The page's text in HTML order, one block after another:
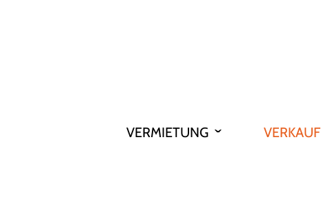
VERMIETUNG VERKAUF